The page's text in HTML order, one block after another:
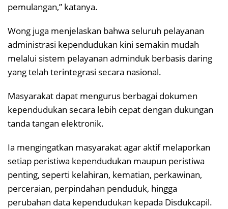
pemulangan,” katanya.
Wong juga menjelaskan bahwa seluruh pelayanan
administrasi kependudukan kini semakin mudah
melalui sistem pelayanan adminduk berbasis daring
yang telah terintegrasi secara nasional.
Masyarakat dapat mengurus berbagai dokumen
kependudukan secara lebih cepat dengan dukungan
tanda tangan elektronik.
Ia mengingatkan masyarakat agar aktif melaporkan
setiap peristiwa kependudukan maupun peristiwa
penting, seperti kelahiran, kematian, perkawinan,
perceraian, perpindahan penduduk, hingga
perubahan data kependudukan kepada Disdukcapil.